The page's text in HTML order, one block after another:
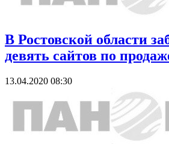
В Ростовской области
девять сайтов по
13.04.2020 08:30